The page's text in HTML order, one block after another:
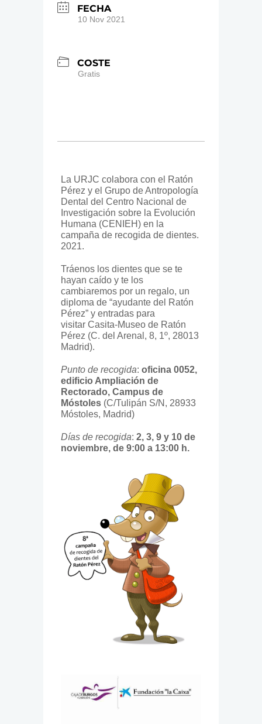
FECHA
10 Nov 2021
COSTE
Gratis
La URJC colabora con el Ratón
Pérez y el Grupo de Antropología
Dental del Centro Nacional de
Investigación sobre la Evolución
Humana (CENIEH) en la
campaña de recogida de dientes.
2021.
Tráenos los dientes que se te
hayan caído y te los
cambiaremos por un regalo, un
diploma de “ayudante del Ratón
Pérez” y entradas para
visitar Casita-Museo de Ratón
Pérez (C. del Arenal, 8, 1º, 28013
Madrid).
Punto de recogida: oficina 0052,
edificio Ampliación de
Rectorado, Campus de
Móstoles (C/Tulipán S/N, 28933
Móstoles, Madrid)
Días de recogida: 2, 3, 9 y 10 de
noviembre, de 9:00 a 13:00 h.